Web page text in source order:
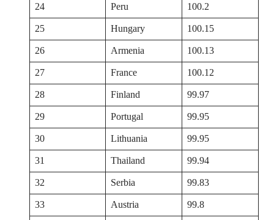
24
Peru
100.2
25
Hungary
100.15
26
Armenia
100.13
27
France
100.12
28
Finland
99.97
29
Portugal
99.95
30
Lithuania
99.95
31
Thailand
99.94
32
Serbia
99.83
33
Austria
99.8